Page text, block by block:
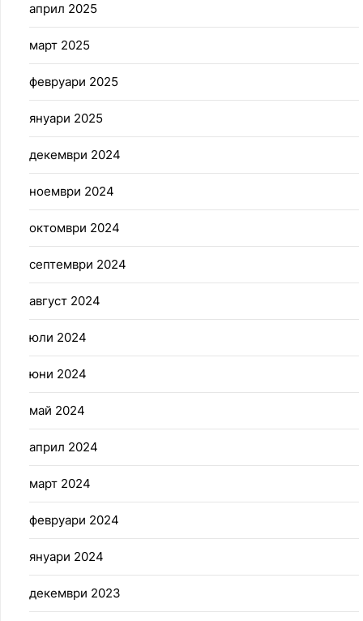
април 2025
март 2025
февруари 2025
януари 2025
декември 2024
ноември 2024
октомври 2024
септември 2024
август 2024
юли 2024
юни 2024
май 2024
април 2024
март 2024
февруари 2024
януари 2024
декември 2023